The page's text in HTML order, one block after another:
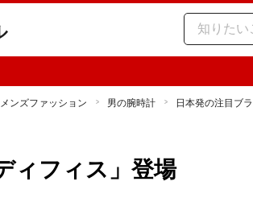
メンズファッション 男の腕時計 日本発の注目ブ
ィフィス」登場